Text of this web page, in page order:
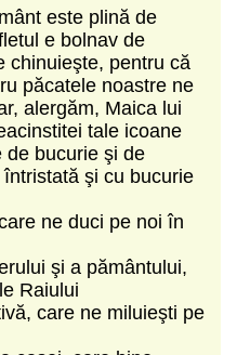
este plină de
e bolnav de
chinuieşte, pentru că
păcatele noastre ne
alergăm, Maica lui
tale icoane
de bucurie şi de
şi cu bucurie
ne duci pe noi în
şi a pământului,
Raiului
care ne miluieşti pe